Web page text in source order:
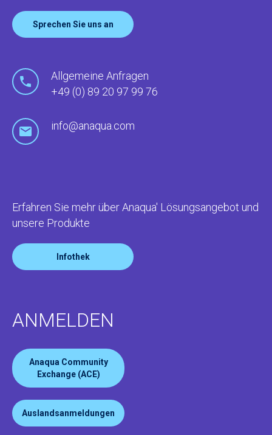
Sprechen Sie uns an
Allgemeine Anfragen
+49 (0) 89 20 97 99 76
info@anaqua.com
Erfahren Sie mehr über Anaqua' Lösungsangebot und
unsere Produkte
Infothek
ANMELDEN
Anaqua Community
Exchange (ACE)
Auslandsanmeldungen